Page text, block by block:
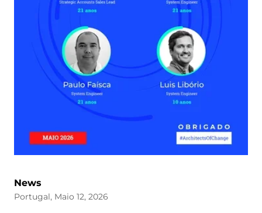
News
Portugal, Maio 12, 2026